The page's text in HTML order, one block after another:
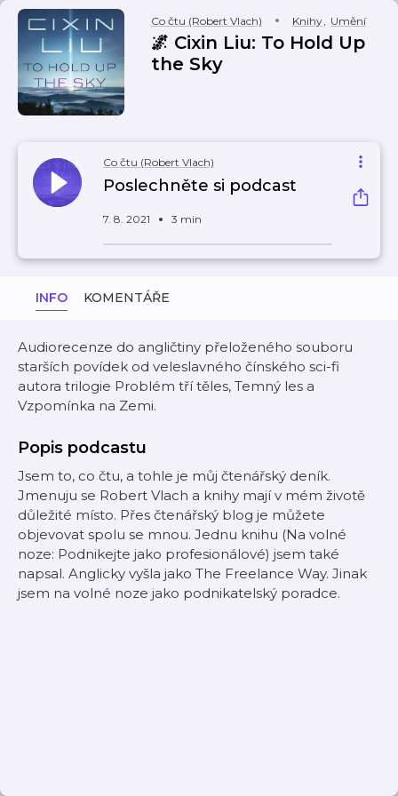
Co čtu (Robert Vlach) Knihy, Umění
🌌 Cixin Liu: To Hold Up
the Sky
Co čtu (Robert Vlach)
Poslechněte si podcast
7. 8. 2021 3 min
INFO KOMENTÁŘE
Audiorecenze do angličtiny přeloženého souboru
starších povídek od veleslavného čínského sci-fi
autora trilogie Problém tří těles, Temný les a
Vzpomínka na Zemi.
Popis podcastu
Jsem to, co čtu, a tohle je můj čtenářský deník.
Jmenuju se Robert Vlach a knihy mají v mém životě
důležité místo. Přes čtenářský blog je můžete
objevovat spolu se mnou. Jednu knihu (Na volné
noze: Podnikejte jako profesionálové) jsem také
napsal. Anglicky vyšla jako The Freelance Way. Jinak
jsem na volné noze jako podnikatelský poradce.